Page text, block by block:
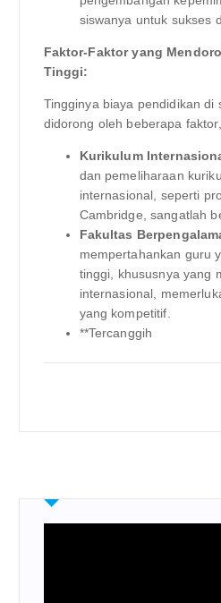
siswanya untuk sukses
Faktor-Faktor yang
Tinggi:
Tingginya biaya pendidikan di
didorong oleh beberapa
Kurikulum
dan pemeliharaan
internasional, seperti
Cambridge, sangatlah
Fakultas
mempertahankan guru
tinggi, khususnya yang
internasional,
yang kompetitif.
**Tercanggih